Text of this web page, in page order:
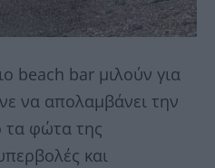
beach bar μιλούν για
να απολαμβάνει την
τα φώτα της
και